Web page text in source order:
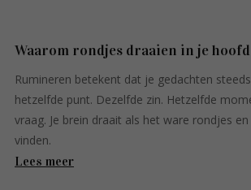
Waarom rondjes draaien in je
Rumineren betekent dat je gedachten
hetzelfde punt. Dezelfde zin. Hetzelfde
vraag. Je brein draait als het ware rondjes
vinden.
Lees meer